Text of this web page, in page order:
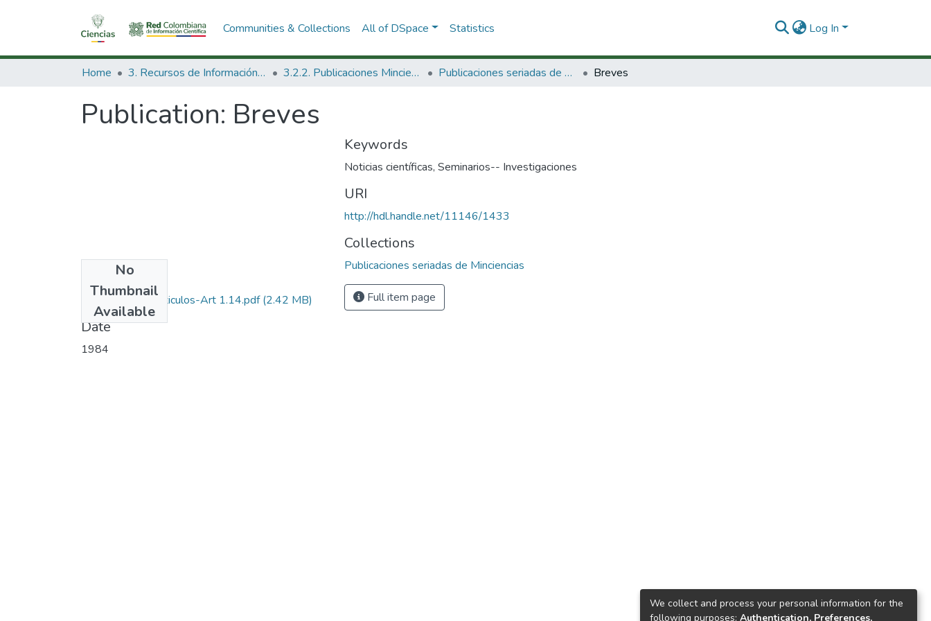
Communities & Collections All of DSpace Statistics Log In
Home 3. Recursos de Información Científica y Tecnológica 3.2.2. Publicaciones Minciencias Publicaciones seriadas de Minciencias Breves
Publication: Breves
No
Thumbnail
Available
1984-V2-N1-Articulos-Art 1.14.pdf(2.42 MB)
Date
1984
Keywords
Noticias científicas, Seminarios-- Investigaciones
URI
http://hdl.handle.net/11146/1433
Collections
Publicaciones seriadas de Minciencias
Full item page
We collect and process your personal information for the
following purposes: Authentication, Preferences,